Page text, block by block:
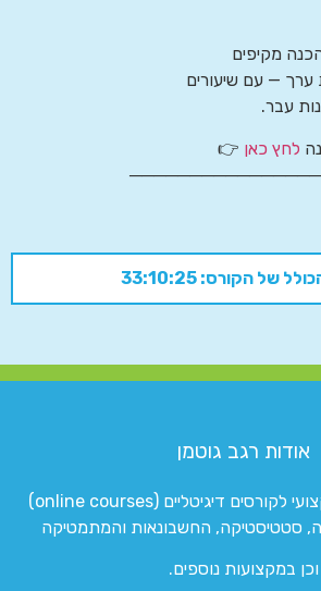
מקיפים
ערך — עם שיעורים
עבר.
לחץ כאן 👉
של הקורס: 33:10:25
אודות רגב גוטמן
המרכז המוביל והמקצועי לקורסים דיגיטליים (online courses)
סטטיסטיקה, החשבונאות והמתמטיקה
וכן במקצועות נוספים.